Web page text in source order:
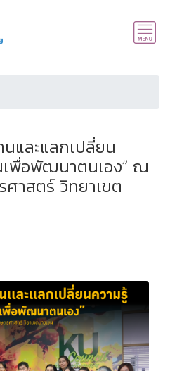
และแลกเปลี่ยน
เพื่อพัฒนาตนเอง” ณ
าสตร์ วิทยาเขต